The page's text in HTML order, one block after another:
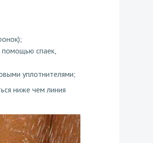
помощью спаек,
уплотнителями;
ниже чем линия